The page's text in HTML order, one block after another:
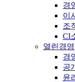
경
이
조
CI
열린경영
경
공
윤